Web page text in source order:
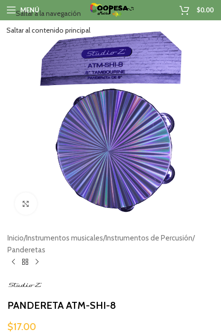
Saltar a la navegación
Saltar al contenido principal
MENÚ $0.00
Haga clic para ampliar
Inicio/Instrumentos musicales/Instrumentos de Percusión/
Panderetas
PANDERETA ATM-SHI-8
$17.00